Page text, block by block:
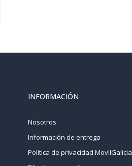
INFORMACIÓN
Nosotros
Información de entrega
Política de privacidad MovilGalicia